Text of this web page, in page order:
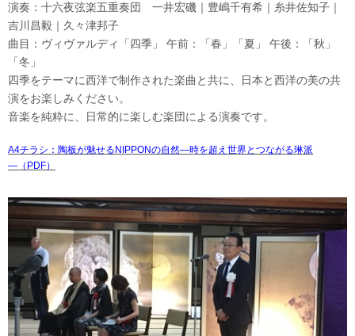
演奏：十六夜弦楽五重奏団 一井宏磯｜豊嶋千有希｜糸井佐知子｜
吉川昌毅｜久々津邦子
曲目：ヴィヴァルディ「四季」 午前：「春」「夏」 午後：「秋」
「冬」
四季をテーマに西洋で制作された楽曲と共に、日本と西洋の美の共
演をお楽しみください。
音楽を純粋に、日常的に楽しむ楽団による演奏です。
A4チラシ：陶板が魅せるNIPPONの自然―時を超え世界とつながる琳派
―（PDF）